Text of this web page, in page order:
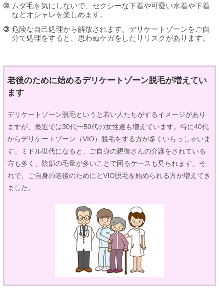
② ムダ毛を気にしないで、セクシーな下着や可愛い水着や下着
などオシャレを楽しめます。
③ 危険な自己処理から解放されます。デリケートゾーンをご自
分で処理をすると、思わぬケガをしたりリスクがあります。
老後のために始めるデリケートゾーン脱毛が増えてい
ます
デリケートゾーン脱毛というと若い人たちがするイメージがあり
ますが、最近では30代〜50代の女性達も増えています。特に40代
からデリケートゾーン（VIO）脱毛をする方が多くいらっしゃいま
す。ミドル世代になると、ご自身の親御さんの介護をされている
方も多く、陰部の毛量が多いことで困るケースも見られます。そ
れで、ご自身の老後のためにとVIO脱毛を始められる方が増えてき
ました。